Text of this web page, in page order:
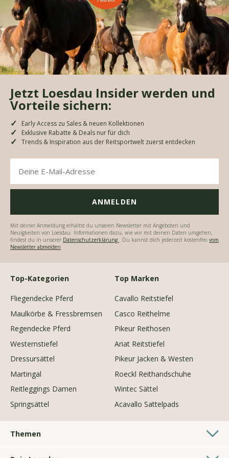
Jetzt Loesdau Insider werden und
Vorteile sichern:
Early Access zu Sales & neuen Kollektionen
Exklusive Rabatte & Deals nur für dich
Trends & Inspiration aus der Reitsportwelt zuerst entdecken
Mit deiner Anmeldung erhältst du unseren Newsletter mit Angeboten und
Neuigkeiten von Loesdau. Informationen dazu, wie wir mit deinen Daten umgehen,
findest du in unserer Datenschutzerklärung . Du kannst dich jederzeit kostenfrei vom
Newsletter abmelden
Top-Kategorien
Fliegendecke Pferd
Maulkörbe & Fressbremsen
Regendecke Pferd
Westernstiefel
Dressursättel
Martingal
Reitleggings Damen
Springsättel
Top Marken
Cavallo Reitstiefel
Casco Reithelme
Pikeur Reithosen
Ariat Reitstiefel
Pikeur Jacken & Westen
Roeckl Reithandschuhe
Wintec Sättel
Acavallo Sattelpads
Themen